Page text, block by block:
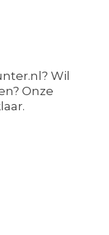
Wil
Onze